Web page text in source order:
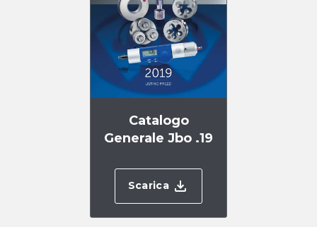
Catalogo
Generale Jbo .19
Scarica